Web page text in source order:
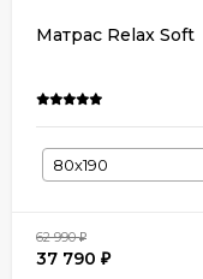
Матрас Relax Soft
80х190
62 990₽
37 790 ₽